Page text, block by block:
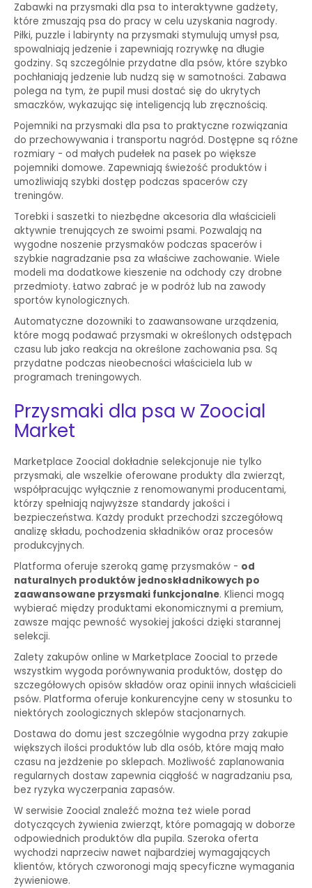
Zabawki na przysmaki dla psa to interaktywne gadżety,
które zmuszają psa do pracy w celu uzyskania nagrody.
Piłki, puzzle i labirynty na przysmaki stymulują umysł psa,
spowalniają jedzenie i zapewniają rozrywkę na długie
godziny. Są szczególnie przydatne dla psów, które szybko
pochłaniają jedzenie lub nudzą się w samotności. Zabawa
polega na tym, że pupil musi dostać się do ukrytych
smaczków, wykazując się inteligencją lub zręcznością.
Pojemniki na przysmaki dla psa to praktyczne rozwiązania
do przechowywania i transportu nagród. Dostępne są różne
rozmiary - od małych pudełek na pasek po większe
pojemniki domowe. Zapewniają świeżość produktów i
umożliwiają szybki dostęp podczas spacerów czy
treningów.
Torebki i saszetki to niezbędne akcesoria dla właścicieli
aktywnie trenujących ze swoimi psami. Pozwalają na
wygodne noszenie przysmaków podczas spacerów i
szybkie nagradzanie psa za właściwe zachowanie. Wiele
modeli ma dodatkowe kieszenie na odchody czy drobne
przedmioty. Łatwo zabrać je w podróż lub na zawody
sportów kynologicznych.
Automatyczne dozowniki to zaawansowane urządzenia,
które mogą podawać przysmaki w określonych odstępach
czasu lub jako reakcja na określone zachowania psa. Są
przydatne podczas nieobecności właściciela lub w
programach treningowych.
Przysmaki dla psa w Zoocial
Market
Marketplace Zoocial dokładnie selekcjonuje nie tylko
przysmaki, ale wszelkie oferowane produkty dla zwierząt,
współpracując wyłącznie z renomowanymi producentami,
którzy spełniają najwyższe standardy jakości i
bezpieczeństwa. Każdy produkt przechodzi szczegółową
analizę składu, pochodzenia składników oraz procesów
produkcyjnych.
Platforma oferuje szeroką gamę przysmaków - od
naturalnych produktów jednoskładnikowych po
zaawansowane przysmaki funkcjonalne. Klienci mogą
wybierać między produktami ekonomicznymi a premium,
zawsze mając pewność wysokiej jakości dzięki starannej
selekcji.
Zalety zakupów online w Marketplace Zoocial to przede
wszystkim wygoda porównywania produktów, dostęp do
szczegółowych opisów składów oraz opinii innych właścicieli
psów. Platforma oferuje konkurencyjne ceny w stosunku to
niektórych zoologicznych sklepów stacjonarnych.
Dostawa do domu jest szczególnie wygodna przy zakupie
większych ilości produktów lub dla osób, które mają mało
czasu na jeżdżenie po sklepach. Możliwość zaplanowania
regularnych dostaw zapewnia ciągłość w nagradzaniu psa,
bez ryzyka wyczerpania zapasów.
W serwisie Zoocial znaleźć można też wiele porad
dotyczących żywienia zwierząt, które pomagają w doborze
odpowiednich produktów dla pupila. Szeroka oferta
wychodzi naprzeciw nawet najbardziej wymagających
klientów, których czworonogi mają specyficzne wymagania
żywieniowe.